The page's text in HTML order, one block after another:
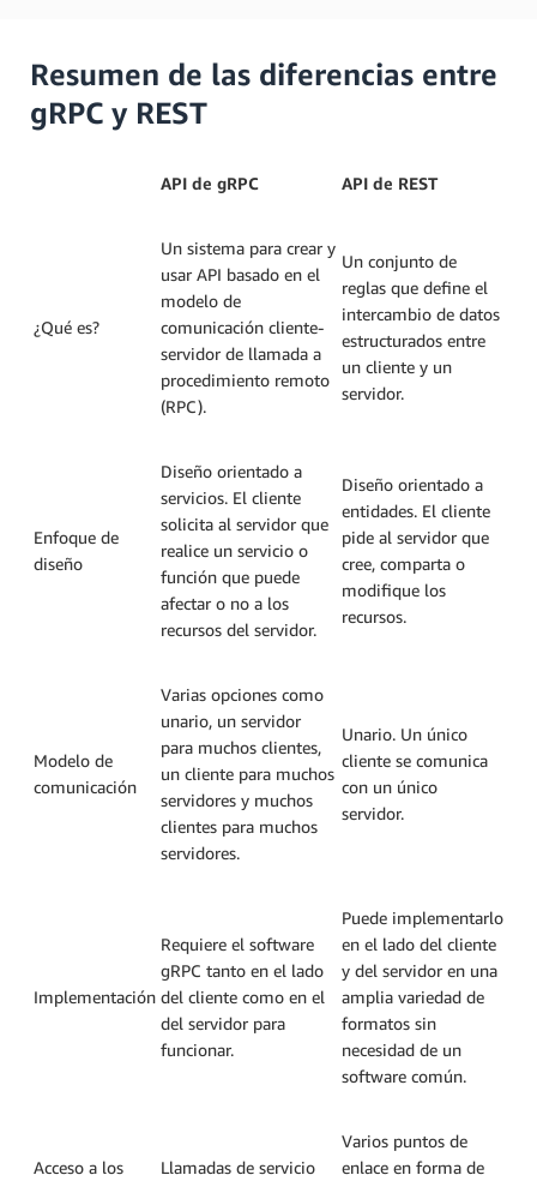
Resumen de las diferencias entre
gRPC y REST
API de gRPC API de REST
¿Qué es?
Un sistema para crear y
usar API basado en el
modelo de
comunicación cliente-
servidor de llamada a
procedimiento remoto
(RPC).
Un conjunto de
reglas que define el
intercambio de datos
estructurados entre
un cliente y un
servidor.
Enfoque de
diseño
Diseño orientado a
servicios. El cliente
solicita al servidor que
realice un servicio o
función que puede
afectar o no a los
recursos del servidor.
Diseño orientado a
entidades. El cliente
pide al servidor que
cree, comparta o
modifique los
recursos.
Modelo de
comunicación
Varias opciones como
unario, un servidor
para muchos clientes,
un cliente para muchos
servidores y muchos
clientes para muchos
servidores.
Unario. Un único
cliente se comunica
con un único
servidor.
Implementación
Requiere el software
gRPC tanto en el lado
del cliente como en el
del servidor para
funcionar.
Puede implementarlo
en el lado del cliente
y del servidor en una
amplia variedad de
formatos sin
necesidad de un
software común.
Acceso a los
Llamadas de servicio
Varios puntos de
enlace en forma de